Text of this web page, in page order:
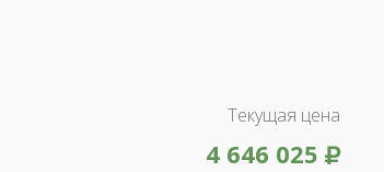
Текущая цена
4 646 025